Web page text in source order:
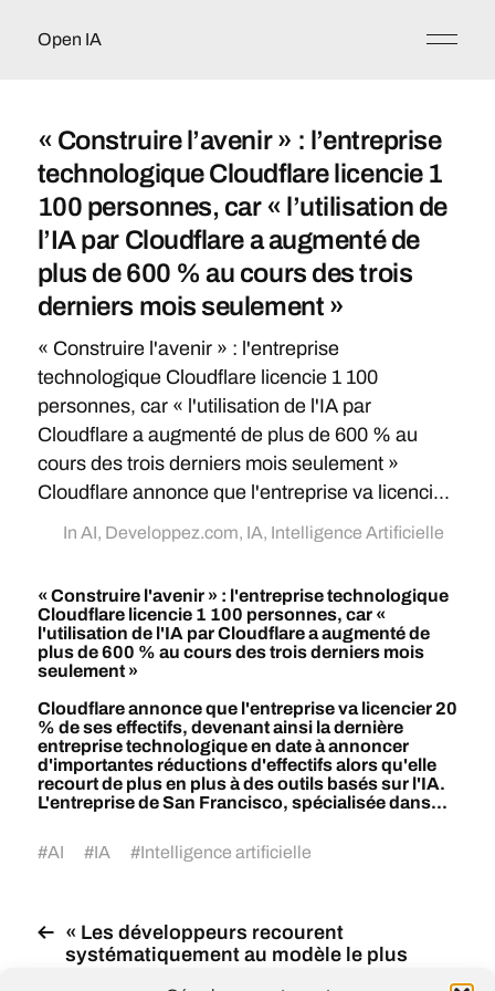
Open IA
« Construire l’avenir » : l’entreprise
technologique Cloudflare licencie 1
100 personnes, car « l’utilisation de
l’IA par Cloudflare a augmenté de
plus de 600 % au cours des trois
derniers mois seulement »
« Construire l'avenir » : l'entreprise
technologique Cloudflare licencie 1 100
personnes, car « l'utilisation de l'IA par
Cloudflare a augmenté de plus de 600 % au
cours des trois derniers mois seulement »
Cloudflare annonce que l'entreprise va licenci...
In AI, Developpez.com, IA, Intelligence Artificielle
« Construire l'avenir » : l'entreprise technologique
Cloudflare licencie 1 100 personnes, car «
l'utilisation de l'IA par Cloudflare a augmenté de
plus de 600 % au cours des trois derniers mois
seulement »
Cloudflare annonce que l'entreprise va licencier 20
% de ses effectifs, devenant ainsi la dernière
entreprise technologique en date à annoncer
d'importantes réductions d'effectifs alors qu'elle
recourt de plus en plus à des outils basés sur l'IA.
L'entreprise de San Francisco, spécialisée dans...
#AI #IA #Intelligence artificielle
« Les développeurs recourent
systématiquement au modèle le plus